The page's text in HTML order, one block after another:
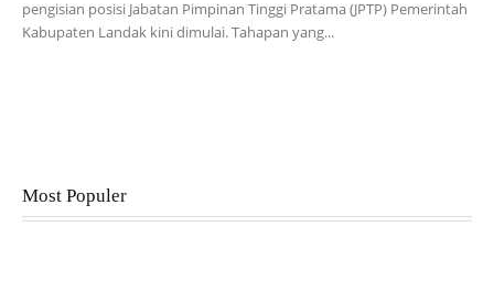
pengisian posisi Jabatan Pimpinan Tinggi Pratama (JPTP) Pemerintah
Kabupaten Landak kini dimulai. Tahapan yang...
Most Populer